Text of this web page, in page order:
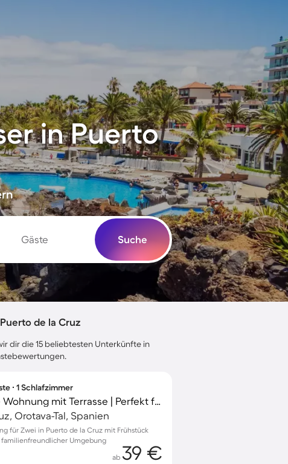
in Puerto
Gäste Suche
de la Cruz
dir die 15 beliebtesten Unterkünfte in
∙ 1 Schlafzimmer
Kinderfreundliche Wohnung mit Terrasse | Perfekt für die Arbeit von Zuhause
Orotava-Tal, Spanien
für Zwei in Puerto de la Cruz mit Frühstück
Umgebung
ab 39 €